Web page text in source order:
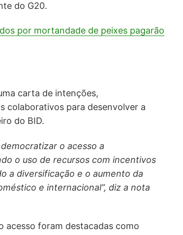
do G20.
por mortandade de peixes pagarão
carta de intenções,
colaborativos para desenvolver a
do BID.
o acesso a
o uso de recursos com incentivos
a diversificação e o aumento da
e internacional”, diz a nota
acesso foram destacadas como